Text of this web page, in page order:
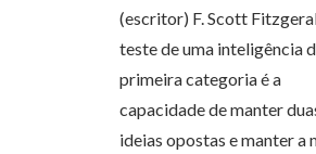
(escritor) F. Scott
teste de uma inteligência
primeira categoria é a
capacidade de manter
ideias opostas e manter a